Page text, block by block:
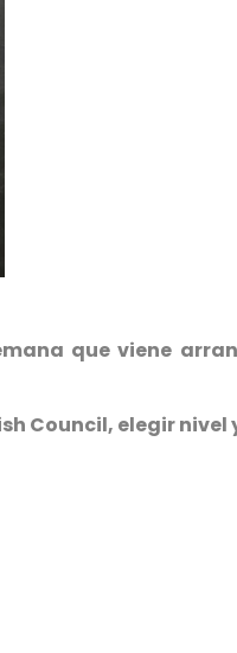
que viene
Council, elegir nivel